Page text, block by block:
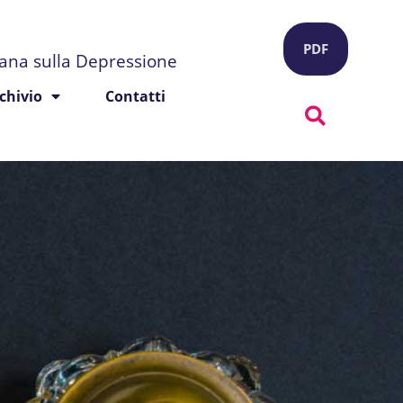
sulla Depressione
Contatti
PDF